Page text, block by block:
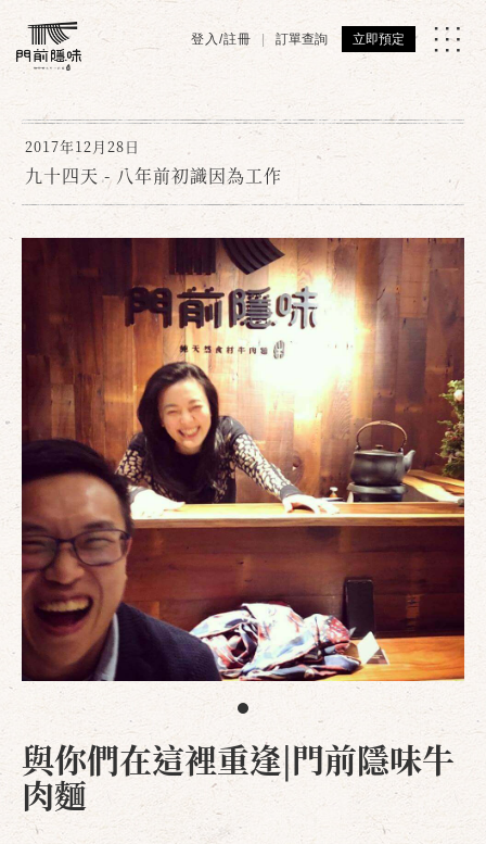
登入/註冊 訂單查詢 立即預定
2017年12月28日
九十四天 - 八年前初識因為工作
與你們在這裡重逢|門前隱味牛
肉麵